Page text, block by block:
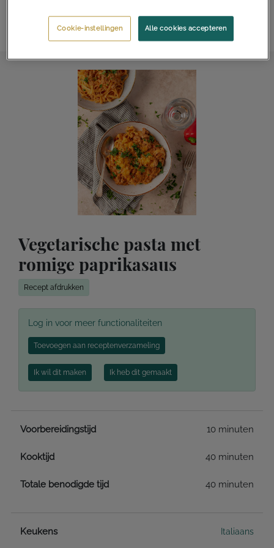
los en ga voor je favoriet. Laat je me weten wat het wordt?
Eet smakelijk!
Vegetarische pasta met
romige paprikasaus
Recept afdrukken
Log in voor meer functionaliteiten
Toevoegen aan receptenverzameling
Ik wil dit maken Ik heb dit gemaakt
Voorbereidingstijd 10 minuten
Kooktijd 40 minuten
Totale benodigde tijd 40 minuten
Keukens Italiaans
Alle cookies accepteren
Cookie-instellingen